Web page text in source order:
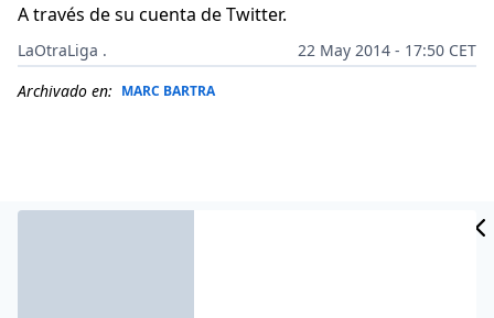
A través de su cuenta de Twitter.
LaOtraLiga .
22 May 2014 - 17:50 CET
Archivado en: MARC BARTRA